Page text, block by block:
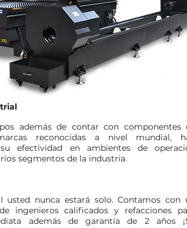
además de contar con componentes
reconocidas a nivel mundial,
efectividad en ambientes de
segmentos de la industria.
usted nunca estará solo. Contamos con
ingenieros calificados y refacciones
además de garantía de 2 años